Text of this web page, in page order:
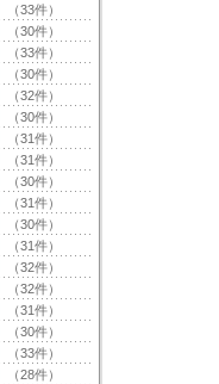
（33件）
（30件）
（33件）
（30件）
（32件）
（30件）
（31件）
（31件）
（30件）
（31件）
（30件）
（31件）
（32件）
（32件）
（31件）
（30件）
（33件）
（28件）